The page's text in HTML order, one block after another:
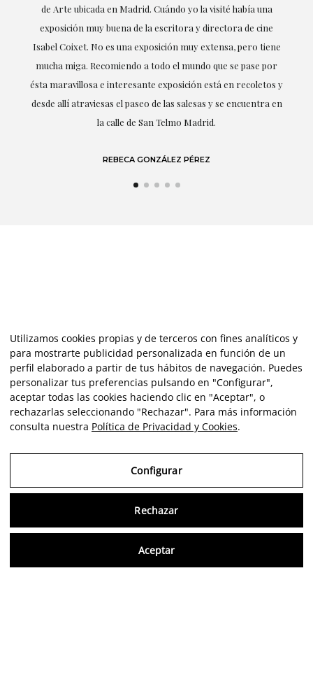
la obtención de la obra y desde el inicio ha sabido entender
mis gustos y necesidades, la cercanía, la empatía y la
profesionalidad han estado presentes en cada momento,
destacando (por supuesto) el amor y conocimiento sobre lo
que habla: el arte.
LAURA GUTIÉRREZ
Utilizamos cookies propias y de terceros con fines analíticos y
para mostrarte publicidad personalizada en función de un
perfil elaborado a partir de tus hábitos de navegación. Puedes
personalizar tus preferencias pulsando en "Configurar",
aceptar todas las cookies haciendo clic en "Aceptar", o
rechazarlas seleccionando "Rechazar". Para más información
consulta nuestra Política de Privacidad y Cookies.
Configurar
Rechazar
Aceptar